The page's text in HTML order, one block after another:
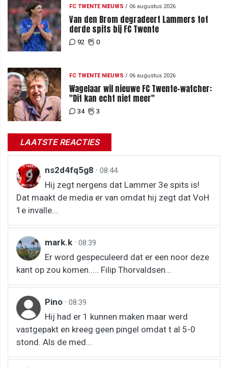
FC TWENTE NIEUWS / 06 augustus 2026
Van den Brom degradeert Lammers tot
derde spits bij FC Twente
92 0
FC TWENTE NIEUWS / 06 augustus 2026
Wagelaar wil nieuwe FC Twente-watcher:
"Dit kan echt niet meer"
34 3
LAATSTE REACTIES
ns2d4fq5g8 · 08:44
Hij zegt nergens dat Lammer 3e spits is!
Dat maakt de media er van omdat hij zegt dat VoH
1e invalle...
mark.k · 08:39
Er word gespeculeerd dat er een noor deze
kant op zou komen..... Filip Thorvaldsen...
Pino · 08:39
Hij had er 1 kunnen maken maar werd
vastgepakt en kreeg geen pingel omdat t al 5-0
stond. Als de med...